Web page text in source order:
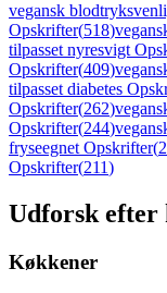
vegansk
Opskrifter(518)
tilpasset nyresvigt
Opskrifter(409)
tilpasset diabetes
Opskrifter(262)
Opskrifter(244)
fryseegnet Opskrifter(
Opskrifter(211)
Udforsk efter
Køkkener